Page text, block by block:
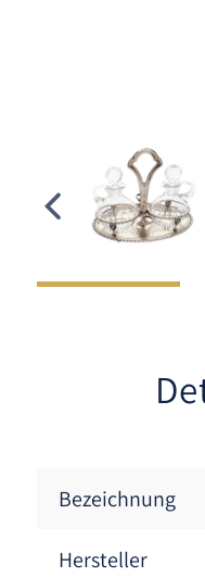
Bezeichnung
Hersteller